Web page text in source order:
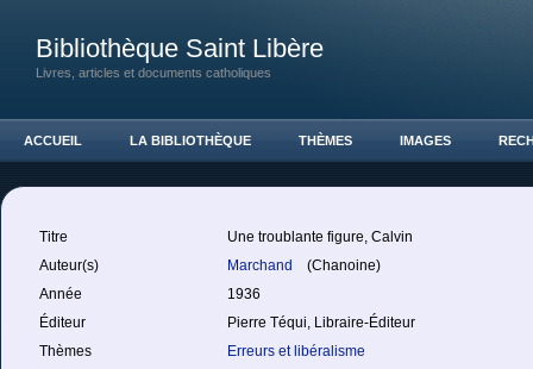
Bibliothèque Saint Libère
Livres, articles et documents catholiques
ACCUEIL LA BIBLIOTHÈQUE THÈMES IMAGES
Titre
Une troublante figure, Calvin
Auteur(s)
Marchand
(Chanoine)
Année
1936
Éditeur
Pierre Téqui, Libraire-Éditeur
Thèmes
Erreurs et libéralisme